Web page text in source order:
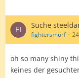
Suche
fightersmurf
oh so many shiny
keines der